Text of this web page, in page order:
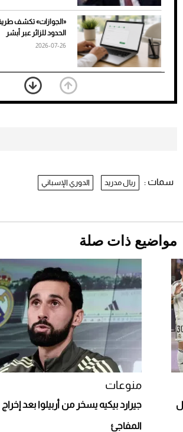
7 نصائح لاختيار لون البنطلون
الأسود
أغلى 10 عطور في العالم للرجال
استثنائية
«الجوازات» تكشف
الحدود للزائر عبر أبشر
2026-07-26
بعد 7 أشهر من
يفوز على برينغا
Comeback" في جدة (فيديو)
"بوجاتي ميسترال"
مونتيري
2026-07-23
سمات : ريال مدريد الدوري الإسباني
مواضيع ذات صلة
منوعات
جيرارد بيكيه يسخر من أربيلوا بعد
المفاجئ